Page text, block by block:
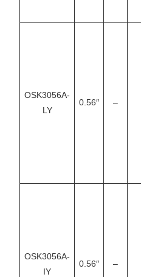
OSK3056A-
LY
0.56″ –
OSK3056A-
IY
0.56″ –